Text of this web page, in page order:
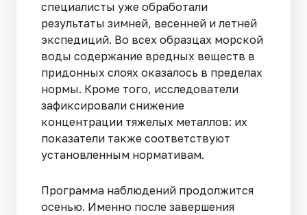
специалисты уже обработали
результаты зимней, весенней и летней
экспедиций. Во всех образцах морской
воды содержание вредных веществ в
придонных слоях оказалось в пределах
нормы. Кроме того, исследователи
зафиксировали снижение
концентрации тяжелых металлов: их
показатели также соответствуют
установленным нормативам.
Программа наблюдений продолжится
осенью. Именно после завершения